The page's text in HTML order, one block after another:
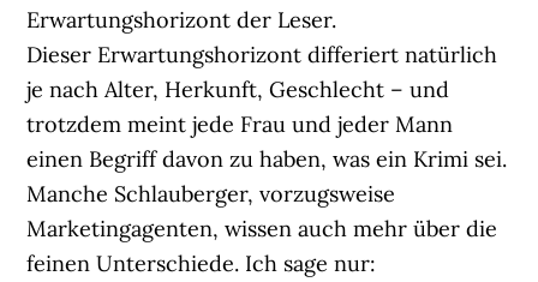
Erwartungshorizont der Leser.
Dieser Erwartungshorizont differiert natürlich
je nach Alter, Herkunft, Geschlecht – und
trotzdem meint jede Frau und jeder Mann
einen Begriff davon zu haben, was ein Krimi sei.
Manche Schlauberger, vorzugsweise
Marketingagenten, wissen auch mehr über die
feinen Unterschiede. Ich sage nur: